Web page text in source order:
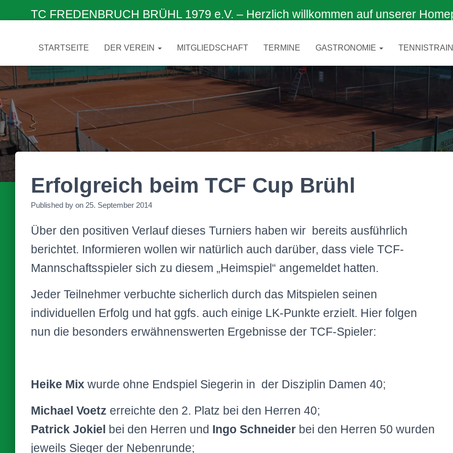
TC FREDENBRUCH BRÜHL 1979 e.V. – Herzlich willkommen auf unserer
STARTSEITE DER VEREIN MITGLIEDSCHAFT TERMINE GASTRONOMIE
Erfolgreich beim TCF Cup Brühl
Published by on 25. September 2014
Über den positiven Verlauf dieses Turniers haben wir bereits ausführlich
berichtet. Informieren wollen wir natürlich auch darüber, dass viele TCF-
Mannschaftsspieler sich zu diesem „Heimspiel“ angemeldet hatten.
Jeder Teilnehmer verbuchte sicherlich durch das Mitspielen seinen
individuellen Erfolg und hat ggfs. auch einige LK-Punkte erzielt. Hier folgen
nun die besonders erwähnenswerten Ergebnisse der TCF-Spieler:
Heike Mix wurde ohne Endspiel Siegerin in der Disziplin Damen 40;
Michael Voetz erreichte den 2. Platz bei den Herren 40;
Patrick Jokiel bei den Herren und Ingo Schneiderbei den Herren 50 wurden
jeweils Sieger der Nebenrunde;